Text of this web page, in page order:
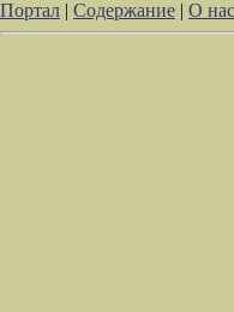
Портал | Содержание | О нас